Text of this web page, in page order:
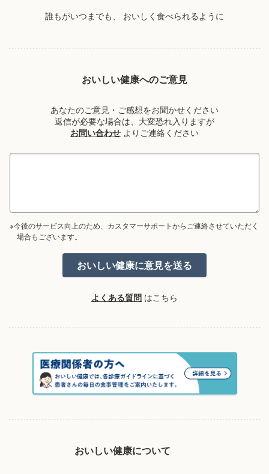
誰もがいつまでも、 おいしく食べられるように
おいしい健康へのご意見
あなたのご意見・ご感想をお聞かせください
返信が必要な場合は、大変恐れ入りますが
お問い合わせ よりご連絡ください
※今後のサービス向上のため、カスタマーサポートからご連絡させていただく
場合もございます。
よくある質問 はこちら
おいしい健康について